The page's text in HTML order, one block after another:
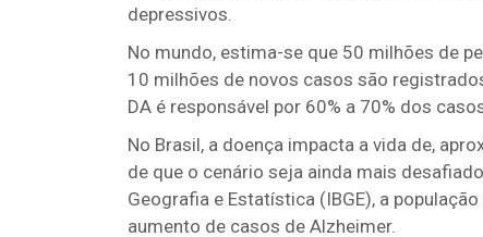
depressivos.
No mundo, estima-se que 50 milhões de
10 milhões de novos casos são
DA é responsável por 60% a 70% dos
No Brasil, a doença impacta a vida de,
de que o cenário seja ainda mais
Geografia e Estatística (IBGE), a
aumento de casos de Alzheimer.